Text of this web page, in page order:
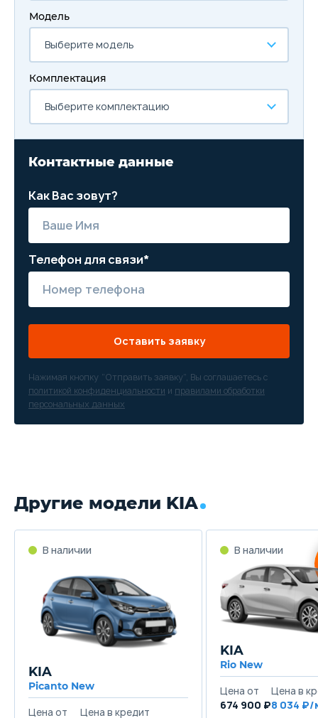
Модель
Выберите модель
Комплектация
Выберите комплектацию
Контактные данные
Как Вас зовут?
Телефон для связи*
Оставить заявку
Нажимая кнопку “Отправить заявку”, Вы соглашаетесь с
политикой конфиденциальности и правилами обработки
персональных данных
Другие модели KIA
KIA
Picanto New
KIA
Rio New
674 900 ₽8 034